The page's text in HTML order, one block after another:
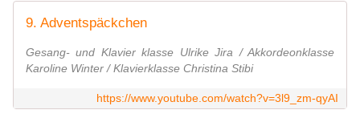
9. Adventspäckchen
Gesang- und Klavier klasse Ulrike Jira / Akkordeonklasse
Karoline Winter / Klavierklasse Christina Stibi
https://www.youtube.com/watch?v=3l9_zm-qyAI